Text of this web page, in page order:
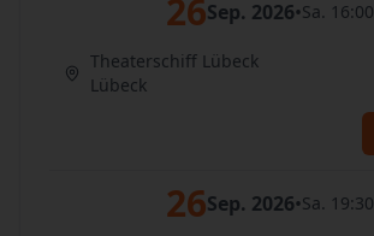
26Sep. 2026•Sa. 16:00
Theaterschiff Lübeck
Lübeck
26Sep. 2026•Sa. 19:30